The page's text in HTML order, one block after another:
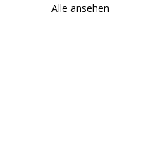
Alle ansehen